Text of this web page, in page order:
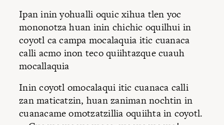
Ipan inin yohualli oquic xihua tlen yoc
mononotza huan inin chichic oquilhui in
coyotl ca campa mocalaquia itic cuanaca
calli acmo inon teco quiihtazque cuauh
mocallaquia
Inin coyotl omocalaqui itic cuanaca calli
zan maticatzin, huan zaniman nochtin in
cuanacame omotzatzillia oquiihta in coyotl.